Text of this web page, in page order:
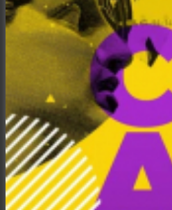
Послуги
Интерьер и архитектура
Фотосессии и каталоги